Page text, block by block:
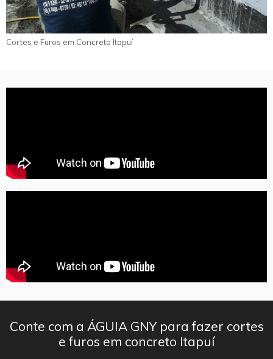
Cortes e Furos em Concreto Itapuí
Conte com a ÁGUIA GNY para fazer cortes
e furos em concreto Itapuí